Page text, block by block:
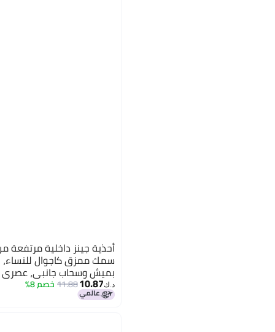
أحذية جينز داخلية مرتفعة
سمك ممزق كاجوال
بميش وسحاب جانبي، عصري
د.ك‏10.87
11.88خصم 8%